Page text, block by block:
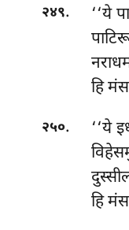
२४९.
‘‘ये
हि
२५०. ‘‘ये
हि